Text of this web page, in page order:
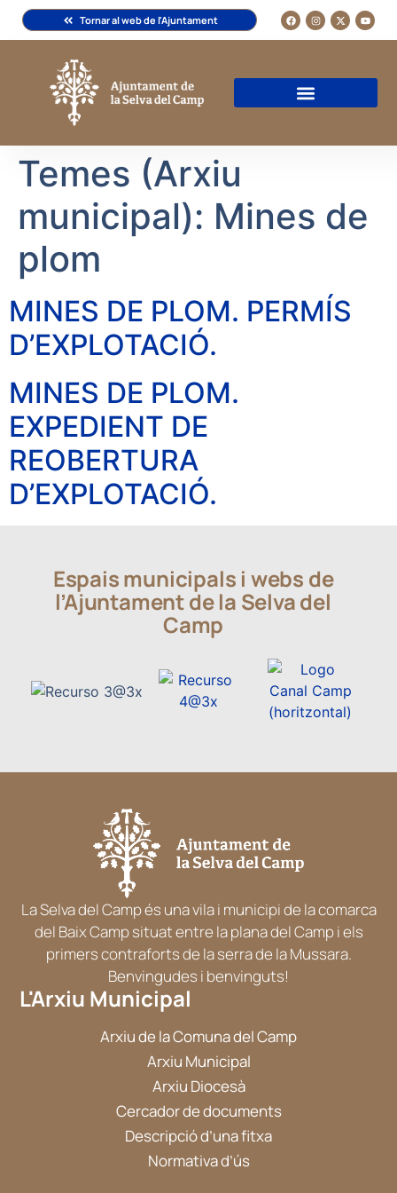
Tornar al web de l'Ajuntament
Temes (Arxiu
municipal): Mines de
plom
MINES DE PLOM. PERMÍS
D’EXPLOTACIÓ.
MINES DE PLOM.
EXPEDIENT DE
REOBERTURA
D’EXPLOTACIÓ.
Espais municipals i webs de
l’Ajuntament de la Selva del
Camp
La Selva del Camp és una vila i municipi de la comarca
del Baix Camp situat entre la plana del Camp i els
primers contraforts de la serra de la Mussara.
Benvingudes i benvinguts!
L'Arxiu Municipal
Arxiu de la Comuna del Camp
Arxiu Municipal
Arxiu Diocesà
Cercador de documents
Descripció d’una fitxa
Normativa d’ús